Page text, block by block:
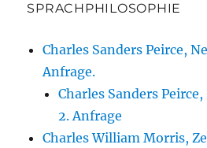
SPRACHPHILOSOPHIE
Charles Sanders Peirce,
Anfrage.
Charles Sanders
2. Anfrage
Charles William Morris,